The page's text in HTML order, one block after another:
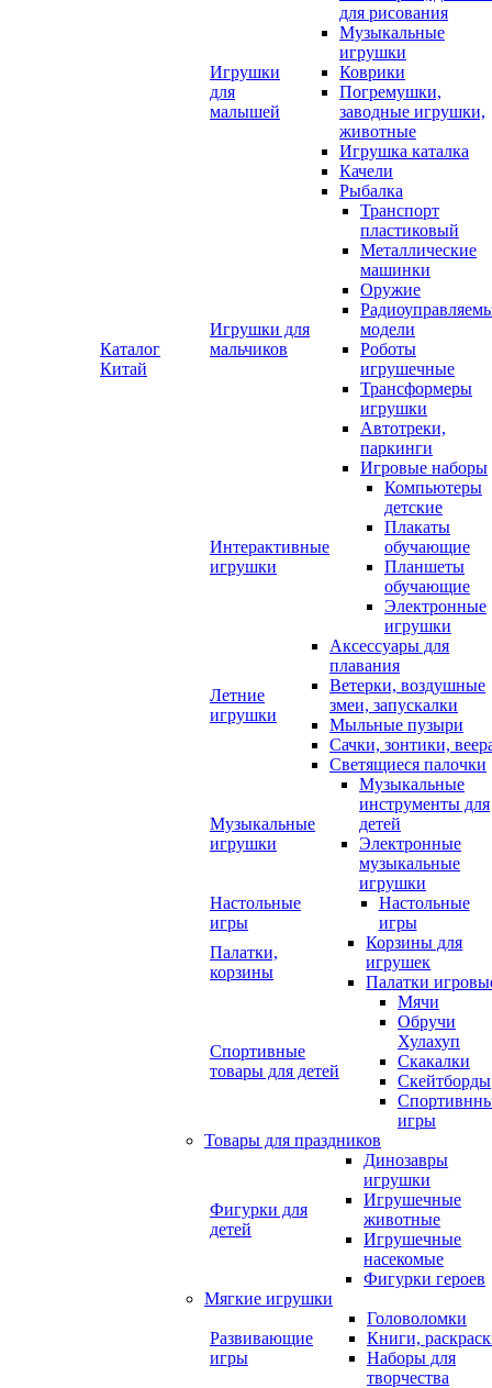
Каталог
Китай
Игрушки
для
малышей
для рисования
Музыкальные
игрушки
Коврики
Погремушки,
заводные игрушки,
животные
Игрушка каталка
Качели
Рыбалка
Игрушки для
мальчиков
Транспорт
пластиковый
Металлические
машинки
Оружие
модели
Роботы
игрушечные
Трансформеры
игрушки
Автотреки,
паркинги
Игровые наборы
Интерактивные
игрушки
Компьютеры
детские
Плакаты
обучающие
Планшеты
обучающие
Электронные
игрушки
Летние
игрушки
Аксессуары для
плавания
Ветерки, воздушные
змеи, запускалки
Мыльные пузыри
Сачки, зонтики,
Светящиеся палочки
Музыкальные
игрушки
Музыкальные
инструменты для
детей
Электронные
музыкальные
игрушки
Настольные
игры
Настольные
игры
Палатки,
корзины
Корзины для
игрушек
Палатки
Спортивные
товары для детей
Мячи
Обручи
Хулахуп
Скакалки
Скейтборды
игры
Товары для праздников
Фигурки для
детей
Динозавры
игрушки
Игрушечные
животные
Игрушечные
насекомые
Фигурки героев
Мягкие игрушки
Развивающие
игры
Головоломки
Книги,
Наборы для
творчества